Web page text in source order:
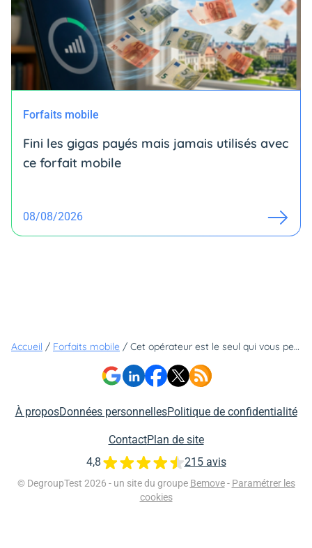
Forfaits mobile
Fini les gigas payés mais jamais utilisés avec
ce forfait mobile
08/08/2026
Accueil / Forfaits mobile / Cet opérateur est le seul qui vous permette d'avoir un forfait illimité à seulement 3,99€
À proposDonnées personnellesPolitique de confidentialité
ContactPlan de site
© DegroupTest 2026 - un site du groupe Bemove - Paramétrer les
cookies
4,8 215 avis